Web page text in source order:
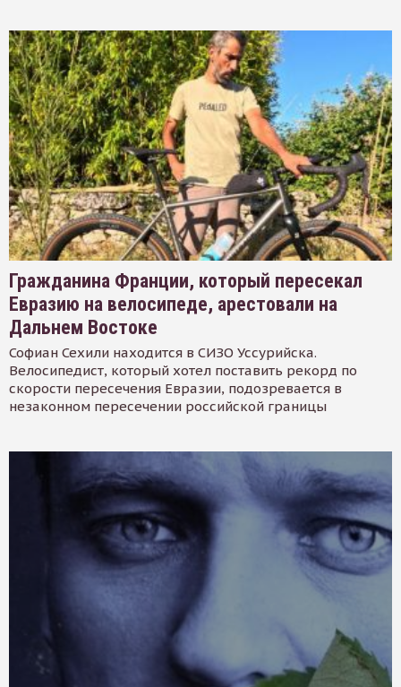
Гражданина Франции, который пересекал
Евразию на велосипеде, арестовали на
Дальнем Востоке
Софиан Сехили находится в СИЗО Уссурийска.
Велосипедист, который хотел поставить рекорд по
скорости пересечения Евразии, подозревается в
незаконном пересечении российской границы